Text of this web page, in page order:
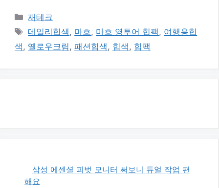
카
테
고
리
재테크
태
그
데일리힙색 , 마흐 , 마흐 영투어 힙팩 , 여행용힙
색 , 옐로우크림 , 패션힙색 , 힙색 , 힙팩
삼성 에센셜 피벗 모니터 써보니 듀얼 작업 편
해요